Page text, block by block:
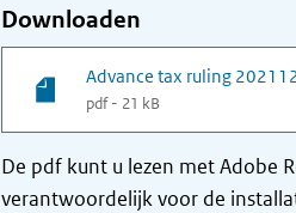
Downloaden
Advance tax ruling
pdf - 21 kB
De pdf kunt u lezen met Adobe
verantwoordelijk voor de